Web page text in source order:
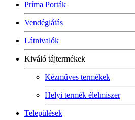
Príma Porták
Vendéglátás
Látnivalók
Kiváló tájtermékek
Kézműves termékek
Helyi termék élelmiszer
Települések